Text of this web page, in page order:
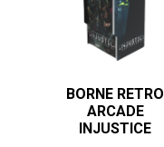
BORNE RETRO
ARCADE
INJUSTICE